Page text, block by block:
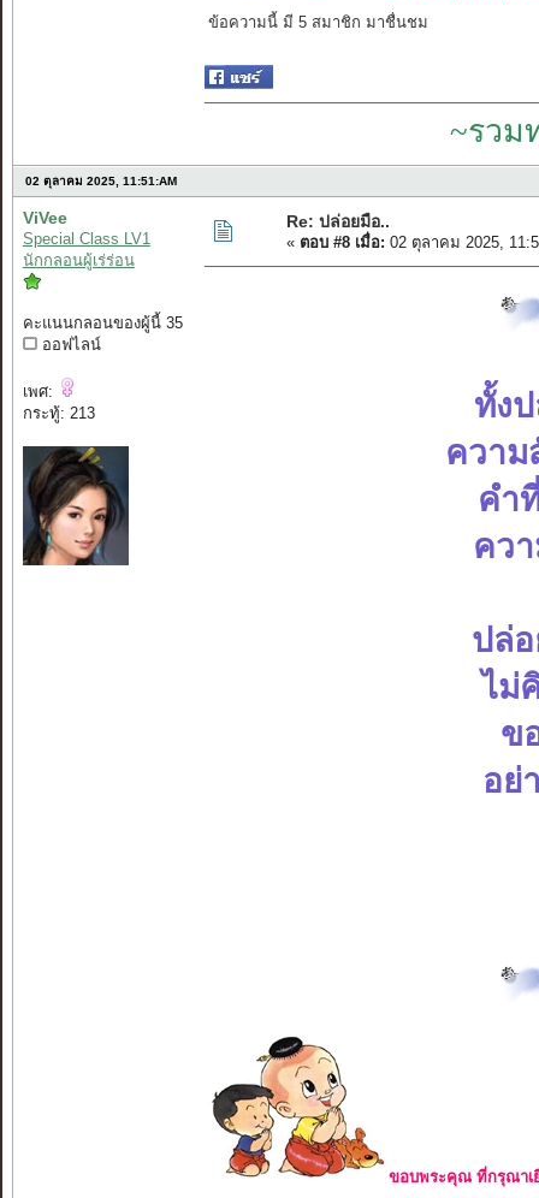
ข้อความนี้ มี 5 สมาชิก มาชื่นชม
~รวม
02 ตุลาคม 2025, 11:51:AM
ViVee
Special Class LV1
นักกลอนผู้เร่ร่อน
คะแนนกลอนของผู้นี้ 35
ออฟไลน์
เพศ:
กระทู้: 213
Re: ปล่อยมือ..
« ตอบ #8 เมื่อ: 02 ตุลาคม 2025,
ทั้ง
ความ
คำ
คว
ปล่
ไม่
ข
อย่
ขอบพระคุณ ที่กรุณาเ